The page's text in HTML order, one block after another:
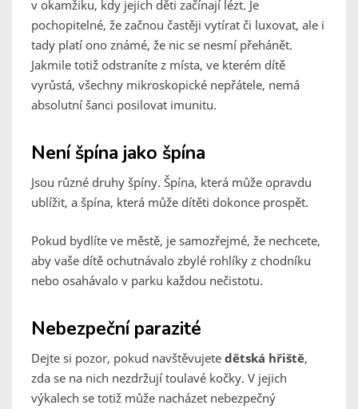
v okamžiku, kdy jejich děti začínají lézt. Je
pochopitelné, že začnou častěji vytírat či luxovat, ale i
tady platí ono známé, že nic se nesmí přehánět.
Jakmile totiž odstraníte z místa, ve kterém dítě
vyrůstá, všechny mikroskopické nepřátele, nemá
absolutní šanci posilovat imunitu.
Není špína jako špína
Jsou různé druhy špíny. Špína, která může opravdu
ublížit, a špína, která může dítěti dokonce prospět.
Pokud bydlíte ve městě, je samozřejmé, že nechcete,
aby vaše dítě ochutnávalo zbylé rohlíky z chodníku
nebo osahávalo v parku každou nečistotu.
Nebezpeční parazité
Dejte si pozor, pokud navštěvujete dětská hřiště,
zda se na nich nezdržují toulavé kočky. V jejich
výkalech se totiž může nacházet nebezpečný